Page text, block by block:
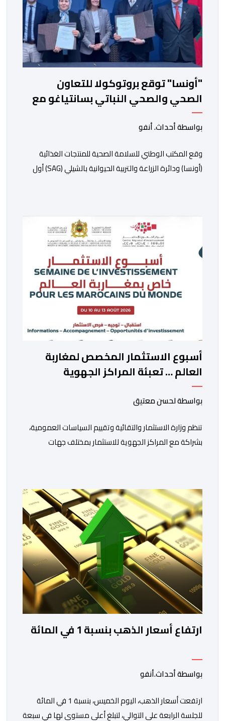
"أونسا" توقع بروتوكولا للتعاون
الصحي والصحي النباتي بسانتياغو مع
دائرة الزراعة وتربية المواشي
بواسطة أحداث. أنفو
وقع المكتب الوطني للسلامة الصحية للمنتجات الغذائية
(أونسا) ودائرة الزراعة والتربية الحيوانية بالشيلي (SAG) أول
السلطات الشيلية، وممثلين عن القطاع الخاص ومن أوساط
التصدير، من مواءمة الإجراءات الصحية، والصحية النباتية
المطبقة على […]
أسبوع الاستثمار المخصص لمغاربة
العالم … تعبئة المراكز الجهوية
للاستثمار لمواكبة مشاريع مغاربة
العالم
بواسطة لحسن معتيق
تنظم وزارة الاستثمار والتقائية وتقييم السياسات العمومية،
بشراكة مع المراكز الجهوية للاستثمار بمختلف جهات
تهدف هذه المبادرة إلى تمكين مغاربة العالم من الاطلاع
على فرص الاستثمار المتاحة بمختلف جهات المملكة،
والاستفادة من مواكبة عن قرب تساعدهم […]
ارتفاع أسعار الذهب بنسبة 1 في المائة
بواسطة أحداث.أنفو
ارتفعت أسعار الذهب، اليوم الخميس، بنسبة 1 في المائة
للجلسة الرابعة على التوالي، لتبلغ أعلى مستوى لها في سبعة